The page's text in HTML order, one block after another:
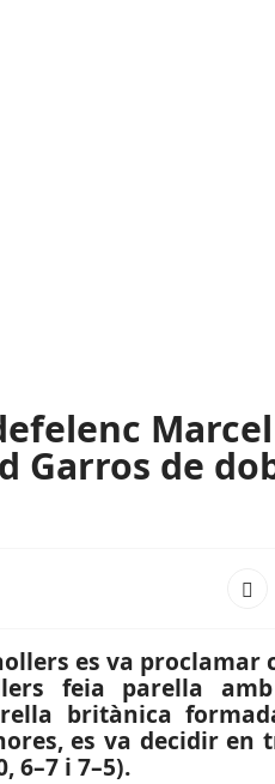
Marcel
Garros de
es va proclamar
feia parella amb
britànica
es va decidir en
6–7 i 7–5).